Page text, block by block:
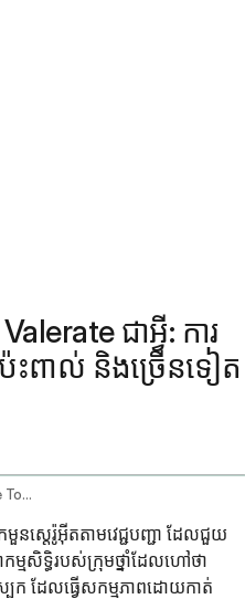
ជាអ្វី: ការ
ះពាល់ និងច្រើនទៀត
Betamethasone Valerate Topical Application Route
មួនស្តេរ៉ូអ៊ីតតាមវេជ្ជបញ្ជា ដែលជួយ
ម្មសិទ្ធិរបស់ក្រុមថ្នាំដែលហៅថា
ែក ដែលធ្វើសកម្មភាពដោយកាត់